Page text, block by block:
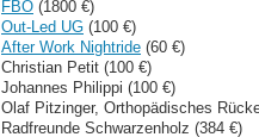
FBO (1800 €)
Out-Led UG (100 €)
After Work Nightride (60 €)
Christian Petit (100 €)
Johannes Philippi (100 €)
Olaf Pitzinger, Orthopädisches
Radfreunde Schwarzenholz (384 €)